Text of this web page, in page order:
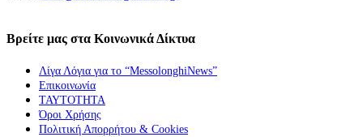
Βρείτε μας στα Κοινωνικά Δίκτυα
Λίγα Λόγια για το “MessolonghiNews”
Επικοινωνία
ΤΑΥΤΟΤΗΤΑ
Όροι Χρήσης
Πολιτική Απορρήτου & Cookies